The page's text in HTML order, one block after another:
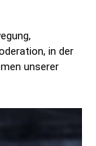
in der
unserer